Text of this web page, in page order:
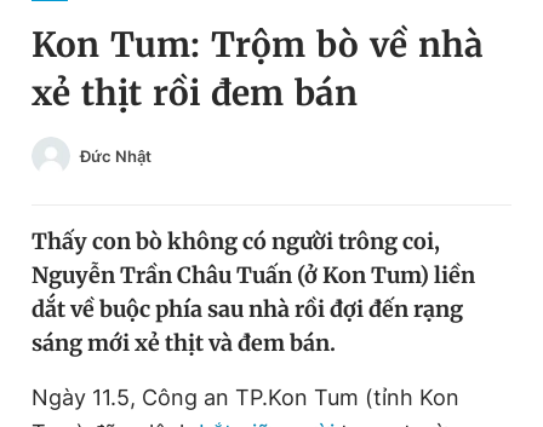
Chuyên mục
Chuyên mục khác
Tin thị trường Tin 360
Video Magazine
Đổi mật khẩu
Tin đã lưu
Tin đã xem
Đăng xuất
Kon Tum: Trộm bò về nhà
xẻ thịt rồi đem bán
Đức Nhật
Thấy con bò không có người trông coi,
Nguyễn Trần Châu Tuấn (ở Kon Tum) liền
dắt về buộc phía sau nhà rồi đợi đến rạng
sáng mới xẻ thịt và đem bán.
Ngày 11.5, Công an TP.Kon Tum (tỉnh Kon